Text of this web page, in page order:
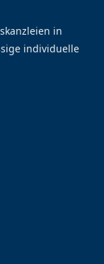
in
individuelle